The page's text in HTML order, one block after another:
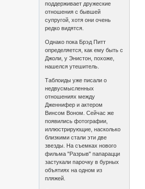
поддерживает дружеские
отношения с бывшей
супругой, хотя они очень
редко видятся.
Однако пока Брэд Питт
определяется, как ему быть с
Джоли, у Энистон, похоже,
нашелся утешитель.
Таблоиды уже писали о
недвусмысленных
отношениях между
Дженнифер и актером
Винсом Воном. Сейчас же
появились фотографии,
иллюстрирующие, насколько
близкими стали эти две
звезды. На съемках нового
фильма "Разрыв" папарацци
застукали парочку в бурных
объятиях на одном из
пляжей.